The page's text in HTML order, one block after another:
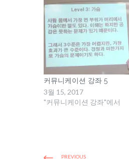
커뮤니케이션 강좌 5
3월 15, 2017
"커뮤니케이션 강좌"에서
PREVIOUS